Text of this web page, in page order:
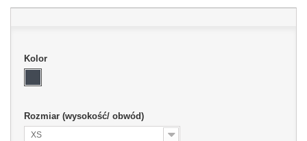
Kolor
Rozmiar (wysokość/ obwód)
XS